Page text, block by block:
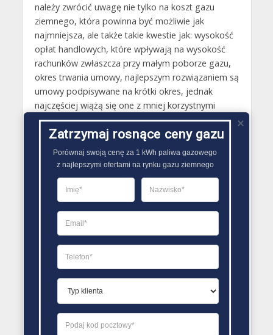
należy zwrócić uwagę nie tylko na koszt gazu
ziemnego, która powinna być możliwie jak
najmniejsza, ale także takie kwestie jak: wysokość
opłat handlowych, które wpływają na wysokość
rachunków zwłaszcza przy małym poborze gazu,
okres trwania umowy, najlepszym rozwiązaniem są
umowy podpisywane na krótki okres, jednak
najczęściej wiążą się one z mniej korzystnymi
warunkami oferty, możliwość skorzystania z opcji
jaką jest gwarancja ceny, dzięki niej można będzie
mieć gwarancję, że cena gazu ziemnego nie zmieni
się przez cały okres obowiązywania zawartej
umowy. Poza tym warto także sprawdzić jakie
opinie ma dostawca gazu u swoich obecnych
klientów. Można dzięki temu ochronić się przed
problemami podczas obowiązywania umowy..
PORÓWNYWARKA OFERT GAZU
Zatrzymaj rosnące ceny gazu
Porównaj swoją cenę za 1 kWh paliwa gazowego
z najlepszymi ofertami na rynku gazu ziemnego